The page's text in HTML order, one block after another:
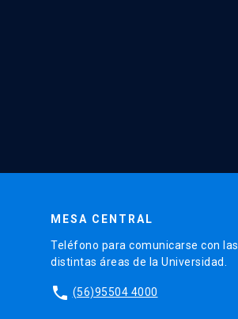
MESA CENTRAL
Teléfono para comunicarse con las
distintas áreas de la Universidad.
phone (56)95504 4000